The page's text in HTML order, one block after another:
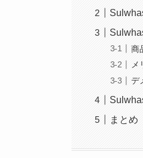
商
メ
デ
まとめ